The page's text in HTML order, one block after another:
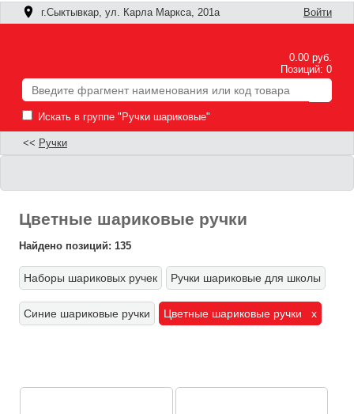
г.Сыктывкар, ул. Карла Маркса, 201а Войти
0.00 руб.
Позиций: 0
Искать в группе "Ручки шариковые"
<< Ручки
Цветные шариковые ручки
Найдено позиций: 135
Наборы шариковых ручек Ручки шариковые для школы
Синие шариковые ручки Цветные шариковые ручки x